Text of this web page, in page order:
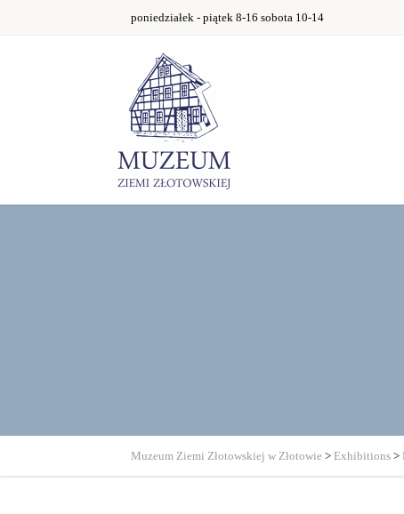
poniedziałek - piątek 8-16 sobota 10-14
Muzeum Ziemi Złotowskiej w Złotowie > Exhibitions >